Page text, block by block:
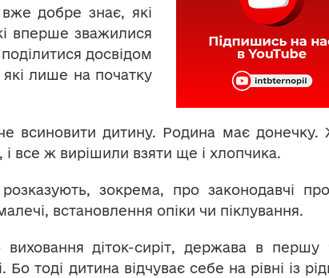
вже добре знає, які
вперше зважилися
досвідом
лише на початку
всиновити дитину. Родина має донечку.
і все ж вирішили взяти ще і хлопчика.
зокрема, про законодавчі
встановлення опіки чи піклування.
діток-сиріт, держава в першу
тоді дитина відчуває себе на рівні із